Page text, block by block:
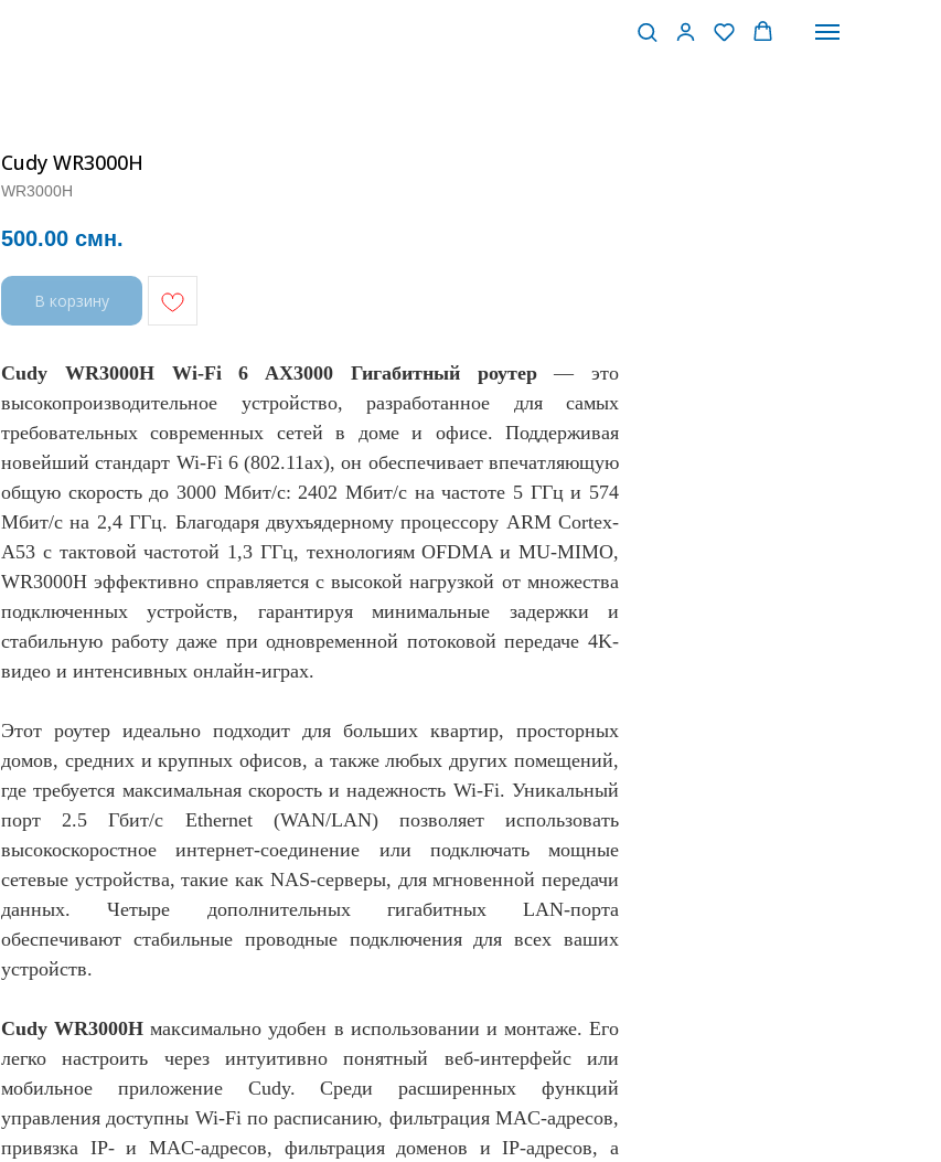
Cudy WR3000H
WR3000H
500.00 смн.
В корзину
Cudy WR3000H Wi-Fi 6 AX3000 Гигабитный роутер— это
высокопроизводительное устройство, разработанное для самых
требовательных современных сетей в доме и офисе. Поддерживая
новейший стандарт Wi-Fi 6 (802.11ax), он обеспечивает впечатляющую
общую скорость до 3000 Мбит/с: 2402 Мбит/с на частоте 5 ГГц и 574
Мбит/с на 2,4 ГГц. Благодаря двухъядерному процессору ARM Cortex-
A53 с тактовой частотой 1,3 ГГц, технологиям OFDMA и MU-MIMO,
WR3000H эффективно справляется с высокой нагрузкой от множества
подключенных устройств, гарантируя минимальные задержки и
стабильную работу даже при одновременной потоковой передаче 4K-
видео и интенсивных онлайн-играх.
Этот роутер идеально подходит для больших квартир, просторных
домов, средних и крупных офисов, а также любых других помещений,
где требуется максимальная скорость и надежность Wi-Fi. Уникальный
порт 2.5 Гбит/с Ethernet (WAN/LAN) позволяет использовать
высокоскоростное интернет-соединение или подключать мощные
сетевые устройства, такие как NAS-серверы, для мгновенной передачи
данных. Четыре дополнительных гигабитных LAN-порта
обеспечивают стабильные проводные подключения для всех ваших
устройств.
Cudy WR3000H максимально удобен в использовании и монтаже. Его
легко настроить через интуитивно понятный веб-интерфейс или
мобильное приложение Cudy. Среди расширенных функций
управления доступны Wi-Fi по расписанию, фильтрация MAC-адресов,
привязка IP- и MAC-адресов, фильтрация доменов и IP-адресов, а